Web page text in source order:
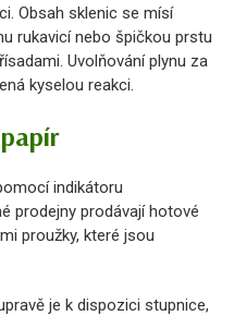
Obsah sklenic se mísí
rukavicí nebo špičkou prstu
Uvolňování plynu za
kyselou reakci.
indikátoru
prodejny prodávají hotové
proužky, které jsou
je k dispozici stupnice,